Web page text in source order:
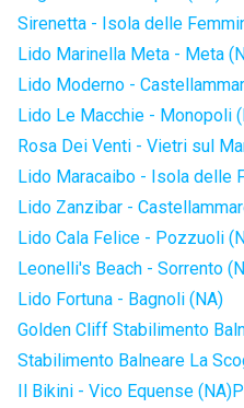
Sirenetta - Isola delle
Lido Marinella Meta - Meta
Lido Moderno -
Lido Le Macchie - Monopoli
Rosa Dei Venti - Vietri sul
Lido Maracaibo - Isola delle
Lido Zanzibar -
Lido Cala Felice - Pozzuoli
Leonelli's Beach - Sorrento
Lido Fortuna - Bagnoli (NA)
Golden Cliff Stabilimento
Stabilimento Balneare La
Il Bikini - Vico Equense (NA)